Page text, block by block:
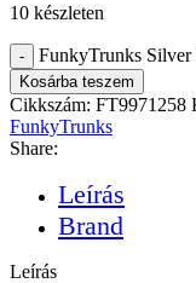
10 készleten
FunkyTrunks Silver
Kosárba teszem
Cikkszám: FT9971258
FunkyTrunks
Share:
Leírás
Brand
Leírás